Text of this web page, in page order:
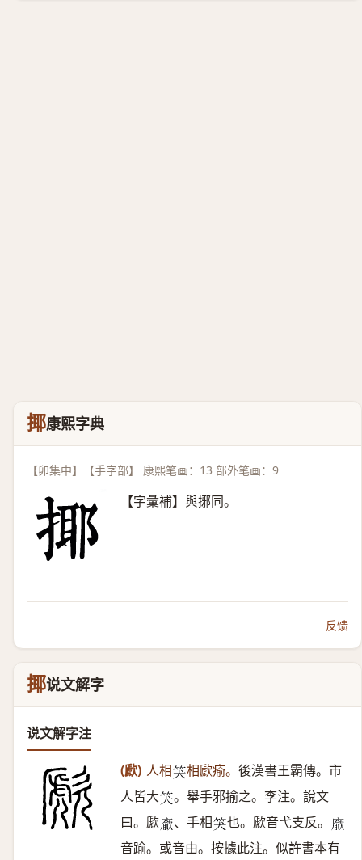
揶康熙字典
【卯集中】【手字部】 康熙笔画：13 部外笔画：9
【字彙補】與捓同。
反馈
揶说文解字
说文解字注
(歋) 人相𥬇 相歋瘉。 後漢書王霸傳。市
人皆大𥬇 。舉手邪揄之。李注。說文
曰。歋𢋅 、手相𥬇 也。歋音弋支反。 𢋅
音踰。或音由。按據此注。似許書本有